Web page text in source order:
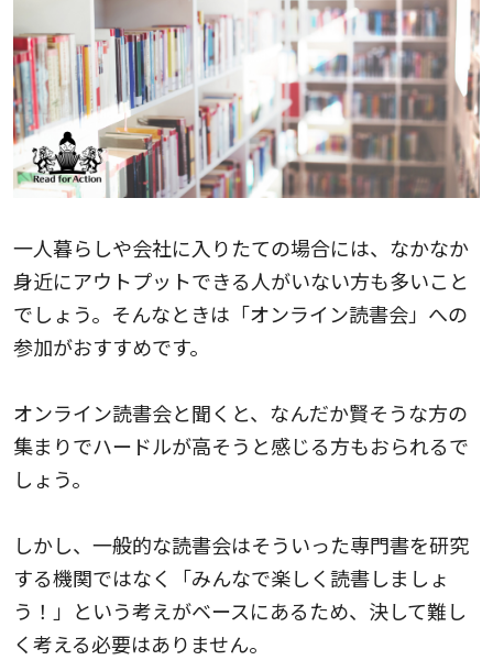
一人暮らしや会社に入りたての場合には、なかなか
身近にアウトプットできる人がいない方も多いこと
でしょう。そんなときは「オンライン読書会」への
参加がおすすめです。
オンライン読書会と聞くと、なんだか賢そうな方の
集まりでハードルが高そうと感じる方もおられるで
しょう。
しかし、一般的な読書会はそういった専門書を研究
する機関ではなく「みんなで楽しく読書しましょ
う！」という考えがベースにあるため、決して難し
く考える必要はありません。